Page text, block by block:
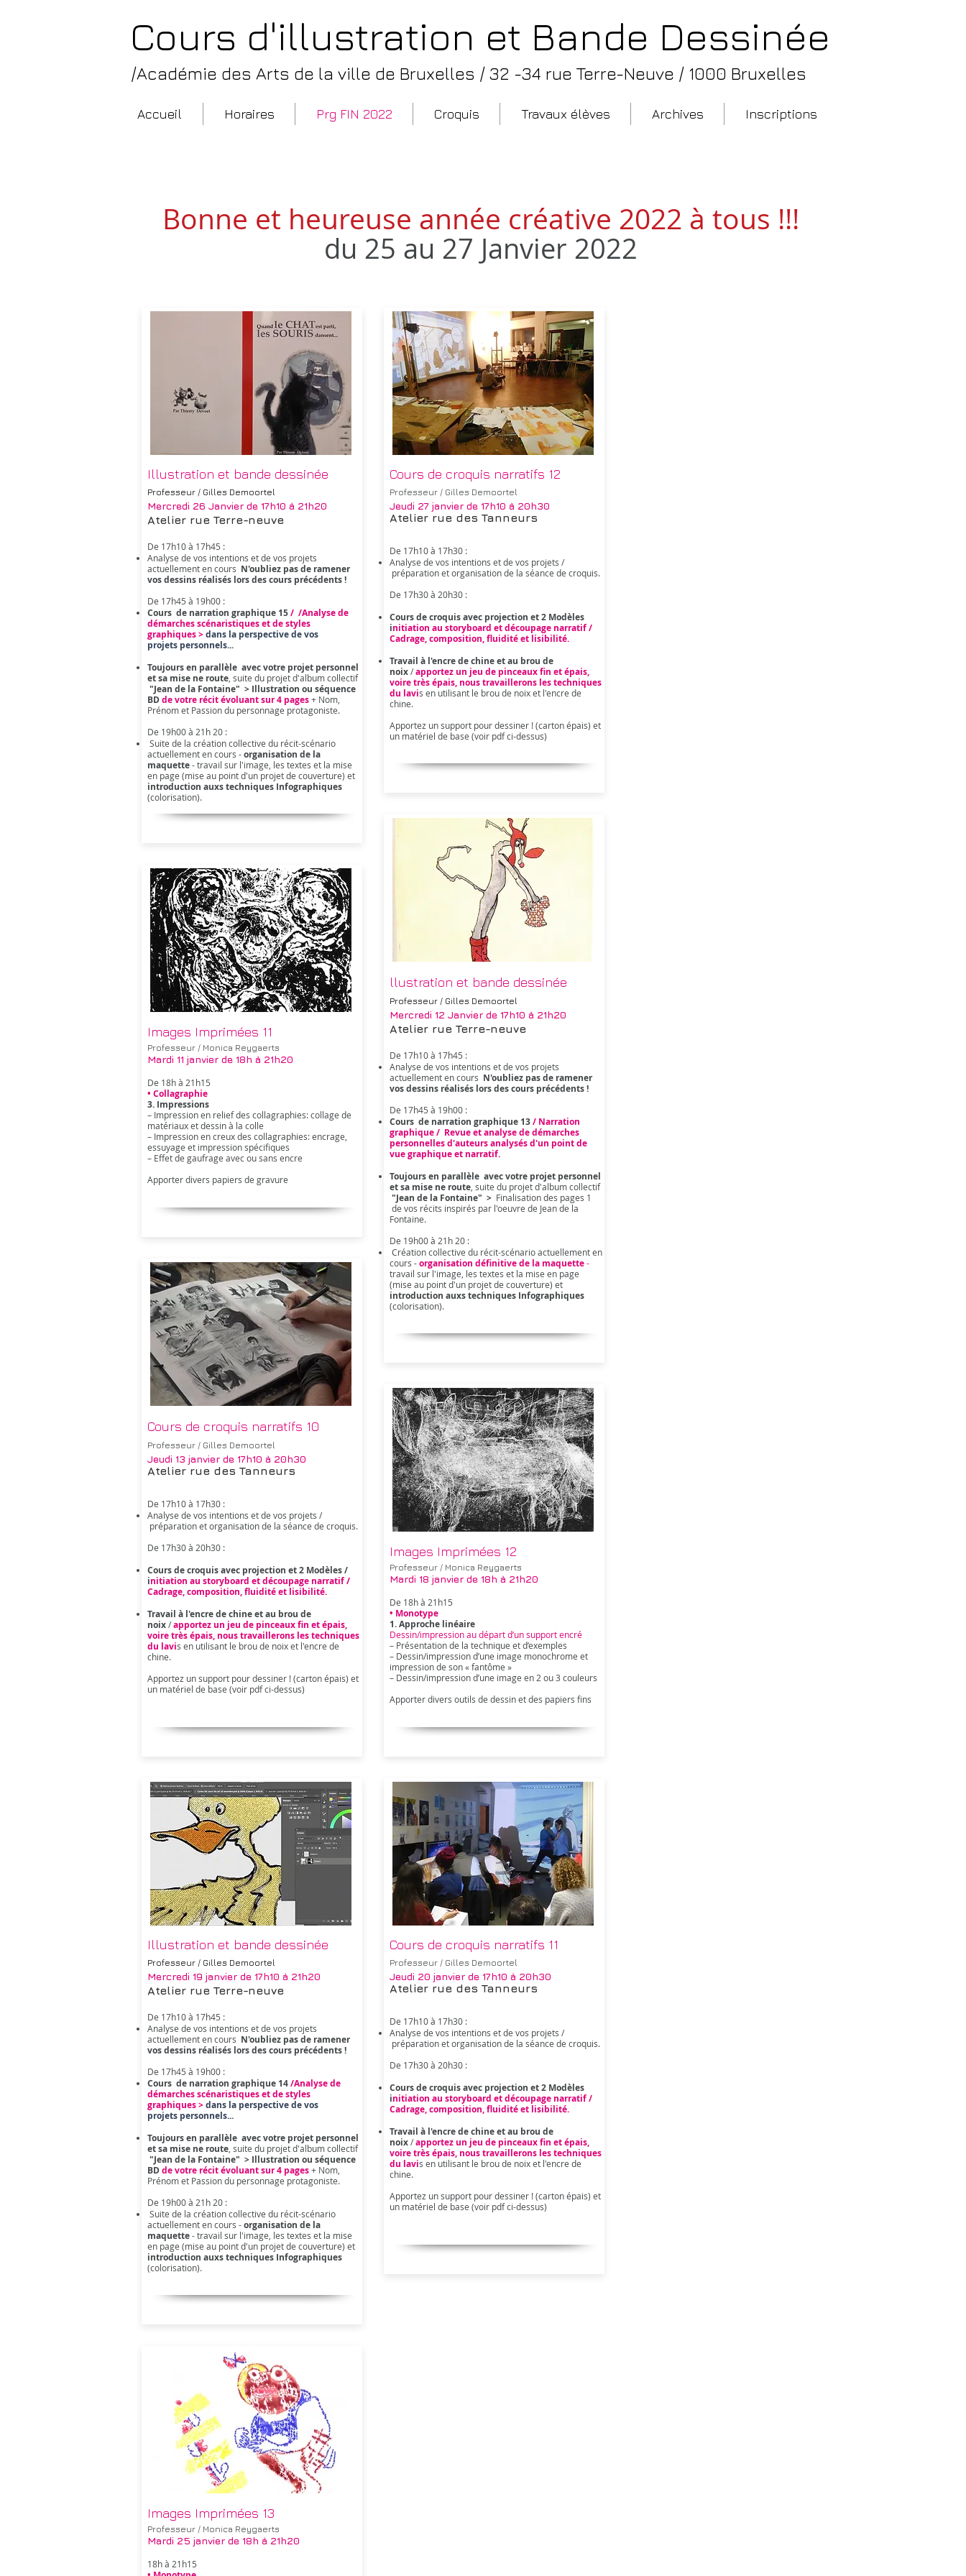
Cours d'illustration et Bande Dessinée
/Académie des Arts de la ville de Bruxelles / 32 -34 rue Terre-Neuve / 1000 Bruxelles
Accueil Horaires Prg FIN 2022 Croquis Travaux élèves Archives Inscriptions
Bonne et heureuse année créative 2022 à tous !!!
du 25 au 27 Janvier 2022
Illustration et bande dessinée
Professeur / Gilles Demoortel
Mercredi 26 Janvier de 17h10 à 21h20
Atelier rue Terre-neuve
De 17h10 à 17h45 :
Analyse de vos intentions et de vos projets
actuellement en cours N'oubliez pas de ramener
vos dessins réalisés lors des cours précédents !
De 17h45 à 19h00 :
Cours de narration graphique 15/ /Analyse de
démarches scénaristiques et de styles
graphiques >dans la perspective de vos
projets personnels...
Toujours en parallèle avec votre projet personnel
et sa mise ne route , suite du projet d'album collectif
"Jean de la Fontaine" > Illustration ou séquence
BDde votre récit évoluant sur 4 pages+ Nom,
Prénom et Passion du personnage protagoniste.
De 19h00 à 21h 20 :
Suite de la création collective du récit-scénario
actuellement en cours -organisation de la
maquette- travail sur l'image, les textes et la mise
en page (mise au point d'un projet de couverture) et
introduction auxs techniques Infographiques
(colorisation).
Images Imprimées 11
Professeur / Monica Reygaerts
Mardi 11 janvier de 18h à 21h20
De 18h à 21h15
• Collagraphie
3. Impressions
– Impression en relief des collagraphies: collage de
matériaux et dessin à la colle
– Impression en creux des collagraphies: encrage,
essuyage et impression spécifiques
– Effet de gaufrage avec ou sans encre
Apporter divers papiers de gravure
Cours de croquis narratifs 10
Professeur / Gilles Demoortel
Jeudi 13 janvier de 17h10 à 20h30
Atelier rue des Tanneurs
De 17h10 à 17h30 : ​
Analyse de vos intentions et de vos projets /
préparation et organisation de la séance de croquis.
De 17h30 à 20h30 :
Cours de croquis avec projection et 2 Modèles /
initiation au storyboard et découpage narratif /
Cadrage, composition, fluidité et lisibilité.
Travail à l'encre de chine et au brou de
noix/apportez un jeu de pinceaux fin et épais,
voire très épais, nous travaillerons les techniques
du lavis en utilisant le brou de noix et l'encre de
chine.
Apportez un support pour dessiner ! (carton épais) et
un matériel de base (voir pdf ci-dessus)
Illustration et bande dessinée
Professeur / Gilles Demoortel
Mercredi 19 janvier de 17h10 à 21h20
Atelier rue Terre-neuve
De 17h10 à 17h45 :
Analyse de vos intentions et de vos projets
actuellement en cours N'oubliez pas de ramener
vos dessins réalisés lors des cours précédents !
De 17h45 à 19h00 :
Cours de narration graphique 14/Analyse de
démarches scénaristiques et de styles
graphiques >dans la perspective de vos
projets personnels...
Toujours en parallèle avec votre projet personnel
et sa mise ne route , suite du projet d'album collectif
"Jean de la Fontaine" > Illustration ou séquence
BDde votre récit évoluant sur 4 pages+ Nom,
Prénom et Passion du personnage protagoniste.
De 19h00 à 21h 20 :
Suite de la création collective du récit-scénario
actuellement en cours -organisation de la
maquette- travail sur l'image, les textes et la mise
en page (mise au point d'un projet de couverture) et
introduction auxs techniques Infographiques
(colorisation).
Images Imprimées 13
Professeur / Monica Reygaerts
Mardi 25 janvier de 18h à 21h20
18h à 21h15
Cours de croquis narratifs 12
Professeur / Gilles Demoortel
Jeudi 27 janvier de 17h10 à 20h30
Atelier rue des Tanneurs
De 17h10 à 17h30 : ​
Analyse de vos intentions et de vos projets /
préparation et organisation de la séance de croquis.
De 17h30 à 20h30 :
Cours de croquis avec projection et 2 Modèles
initiation au storyboard et découpage narratif /
Cadrage, composition, fluidité et lisibilité.
Travail à l'encre de chine et au brou de
noix/apportez un jeu de pinceaux fin et épais,
voire très épais, nous travaillerons les techniques
du lavis en utilisant le brou de noix et l'encre de
chine.
Apportez un support pour dessiner ! (carton épais) et
un matériel de base (voir pdf ci-dessus)
llustration et bande dessinée
Professeur / Gilles Demoortel
Mercredi 12 Janvier de 17h10 à 21h20
Atelier rue Terre-neuve
De 17h10 à 17h45 :
Analyse de vos intentions et de vos projets
actuellement en cours N'oubliez pas de ramener
vos dessins réalisés lors des cours précédents !
De 17h45 à 19h00 :
Cours de narration graphique 13/ Narration
graphique / Revue et analyse de démarches
personnelles d'auteurs analysés d'un point de
vue graphique et narratif.
Toujours en parallèle avec votre projet personnel
et sa mise ne route , suite du projet d'album collectif
"Jean de la Fontaine" > Finalisation des pages 1
de vos récits inspirés par l'oeuvre de Jean de la
Fontaine.
De 19h00 à 21h 20 :
Création collective du récit-scénario actuellement en
cours -organisation définitive de la maquette-
travail sur l'image, les textes et la mise en page
(mise au point d'un projet de couverture) et
introduction auxs techniques Infographiques
(colorisation).
Images Imprimées 12
Professeur / Monica Reygaerts
Mardi 18 janvier de 18h à 21h20
De 18h à 21h15
• Monotype
1. Approche linéaire
Dessin/impression au départ d’un support encré
– Présentation de la technique et d’exemples
– Dessin/impression d’une image monochrome et
impression de son « fantôme »
– Dessin/impression d’une image en 2 ou 3 couleurs
Apporter divers outils de dessin et des papiers fins
Cours de croquis narratifs 11
Professeur / Gilles Demoortel
Jeudi 20 janvier de 17h10 à 20h30
Atelier rue des Tanneurs
De 17h10 à 17h30 : ​
Analyse de vos intentions et de vos projets /
préparation et organisation de la séance de croquis.
De 17h30 à 20h30 :
Cours de croquis avec projection et 2 Modèles
initiation au storyboard et découpage narratif /
Cadrage, composition, fluidité et lisibilité.
Travail à l'encre de chine et au brou de
noix/apportez un jeu de pinceaux fin et épais,
voire très épais, nous travaillerons les techniques
du lavis en utilisant le brou de noix et l'encre de
chine.
Apportez un support pour dessiner ! (carton épais) et
un matériel de base (voir pdf ci-dessus)